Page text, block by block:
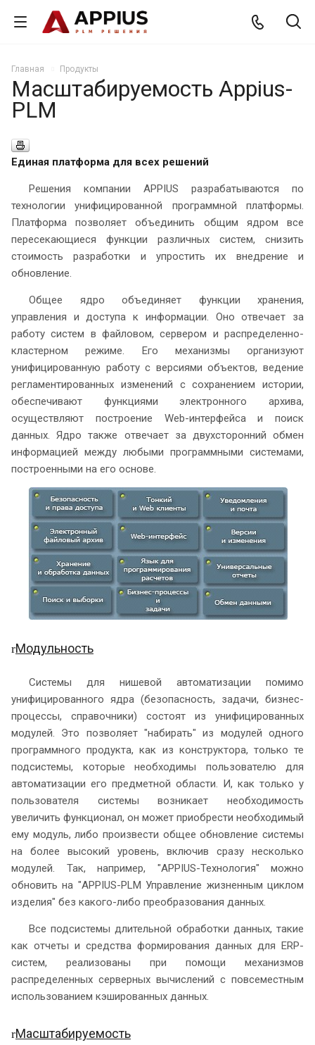
Главная Продукты
Масштабируемость Appius-
PLM
Единая платформа для всех решений
Решения компании APPIUS разрабатываются по
технологии унифицированной программной платформы.
Платформа позволяет объединить общим ядром все
пересекающиеся функции различных систем, снизить
стоимость разработки и упростить их внедрение и
обновление.
Общее ядро объединяет функции хранения,
управления и доступа к информации. Оно отвечает за
работу систем в файловом, сервером и распределенно-
кластерном режиме. Его механизмы организуют
унифицированную работу с версиями объектов, ведение
регламентированных изменений с сохранением истории,
обеспечивают функциями электронного архива,
осуществляют построение Web-интерфейса и поиск
данных. Ядро также отвечает за двухсторонний обмен
информацией между любыми программными системами,
построенными на его основе.
rМодульность
Системы для нишевой автоматизации помимо
унифицированного ядра (безопасность, задачи, бизнес-
процессы, справочники) состоят из унифицированных
модулей. Это позволяет "набирать" из модулей одного
программного продукта, как из конструктора, только те
подсистемы, которые необходимы пользователю для
автоматизации его предметной области. И, как только у
пользователя системы возникает необходимость
увеличить функционал, он может приобрести необходимый
ему модуль, либо произвести общее обновление системы
на более высокий уровень, включив сразу несколько
модулей. Так, например, "APPIUS-Технология" можно
обновить на "APPIUS-PLM Управление жизненным циклом
изделия" без какого-либо преобразования данных.
Все подсистемы длительной обработки данных, такие
как отчеты и средства формирования данных для ERP-
систем, реализованы при помощи механизмов
распределенных серверных вычислений с повсеместным
использованием кэшированных данных.
rМасштабируемость